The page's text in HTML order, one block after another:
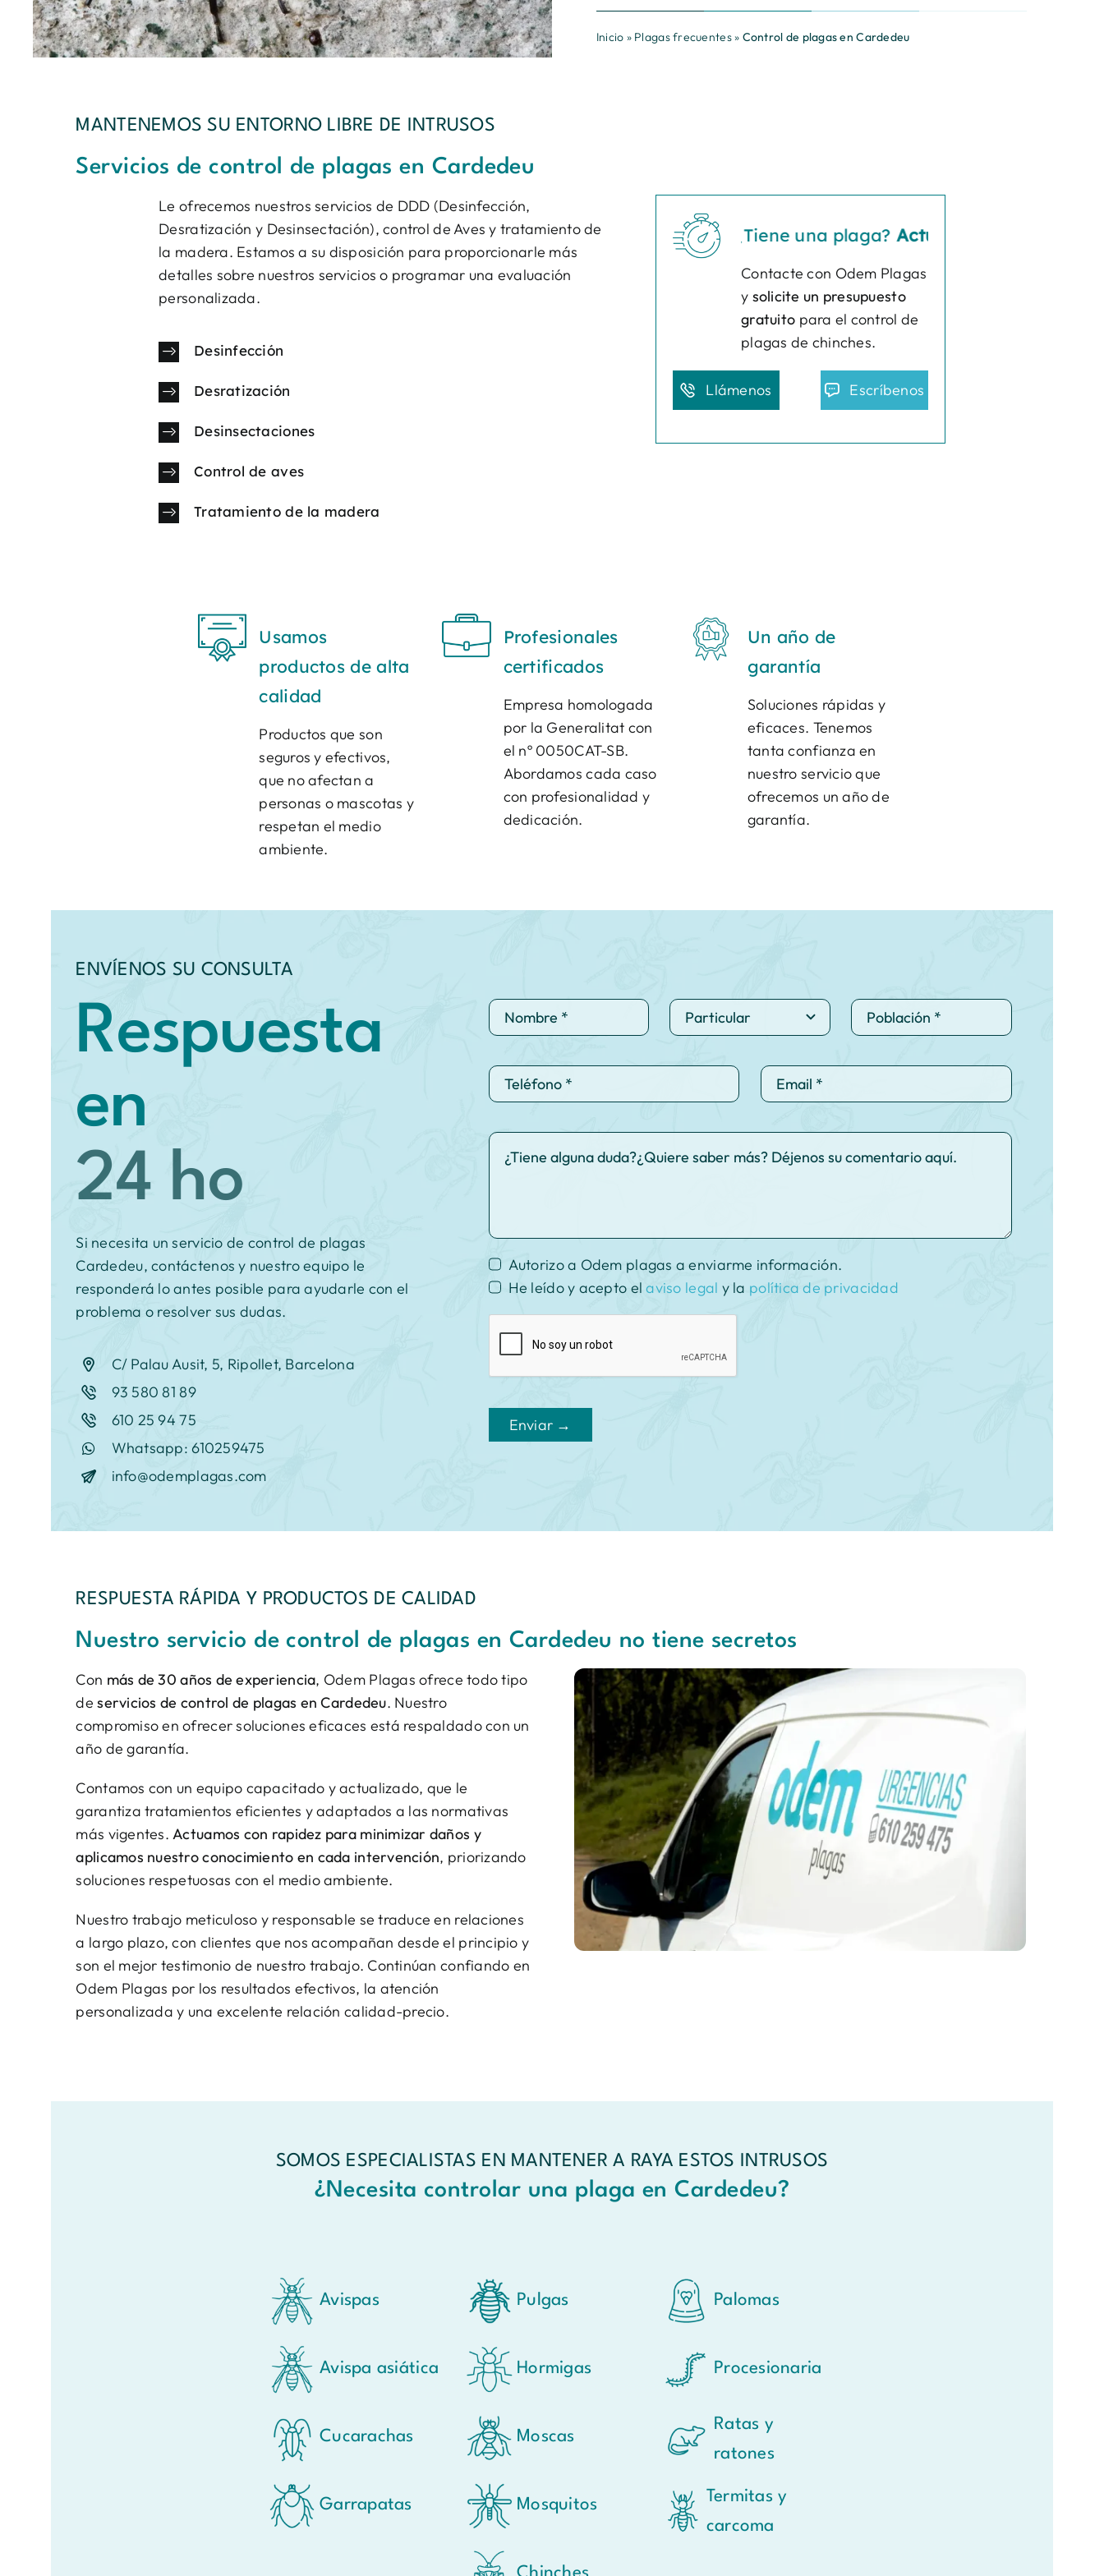
Inicio » Plagas frecuentes» Control de plagas en Cardedeu
MANTENEMOS SU ENTORNO LIBRE DE INTRUSOS
Servicios de control de plagas en Cardedeu
Le ofrecemos nuestros servicios de DDD (Desinfección,
Desratización y Desinsectación), control de Aves y tratamiento de
la madera. Estamos a su disposición para proporcionarle más
detalles sobre nuestros servicios o programar una evaluación
personalizada.
Desinfección
Desratización
Desinsectaciones
Control de aves
Tratamiento de la madera
¿Tiene una plaga?Actúe ya
Contacte con Odem Plagas
y solicite un presupuesto
gratuito para el control de
plagas de chinches.
Llámenos Escríbenos
Usamos
productos de alta
calidad
Productos que son
seguros y efectivos,
que no afectan a
personas o mascotas y
respetan el medio
ambiente.
Profesionales
certificados
Empresa homologada
por la Generalitat con
el nº 0050CAT-SB.
Abordamos cada caso
con profesionalidad y
dedicación.
Un año de
garantía
Soluciones rápidas y
eficaces. Tenemos
tanta confianza en
nuestro servicio que
ofrecemos un año de
garantía.
ENVÍENOS SU CONSULTA
Respuesta
en
Si necesita un servicio de control de plagas
Cardedeu, contáctenos y nuestro equipo le
responderá lo antes posible para ayudarle con el
problema o resolver sus dudas.
C/ Palau Ausit, 5, Ripollet, Barcelona
93 580 81 89
610 25 94 75
Whatsapp: 610259475
info@odemplagas.com
Autorizo a Odem plagas a enviarme información.
He leído y acepto elaviso legal y la política de privacidad
Enviar →
RESPUESTA RÁPIDA Y PRODUCTOS DE CALIDAD
Nuestro servicio de control de plagas en Cardedeu no tiene secretos
Con más de 30 años de experiencia, Odem Plagas ofrece todo tipo
deservicios de control de plagas en Cardedeu. Nuestro
compromiso en ofrecer soluciones eficaces está respaldado con un
año de garantía.
Contamos con un equipo capacitado y actualizado, que le
garantiza tratamientos eficientes y adaptados a las normativas
más vigentes.Actuamos con rapidez para minimizar daños y
aplicamos nuestro conocimiento en cada intervención, priorizando
soluciones respetuosas con el medio ambiente.
Nuestro trabajo meticuloso y responsable se traduce en relaciones
a largo plazo, con clientes que nos acompañan desde el principio y
son el mejor testimonio de nuestro trabajo. Continúan confiando en
Odem Plagas por los resultados efectivos, la atención
personalizada y una excelente relación calidad-precio.
SOMOS ESPECIALISTAS EN MANTENER A RAYA ESTOS INTRUSOS
¿Necesita controlar una plaga en Cardedeu?
Avispas
Avispa asiática
Cucarachas
Garrapatas
Pulgas
Hormigas
Moscas
Mosquitos
Palomas
Procesionaria
Ratas y
ratones
Termitas y
carcoma